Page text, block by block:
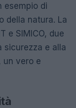
esempio di
della natura. La
e SIMICO, due
sicurezza e alla
un vero e